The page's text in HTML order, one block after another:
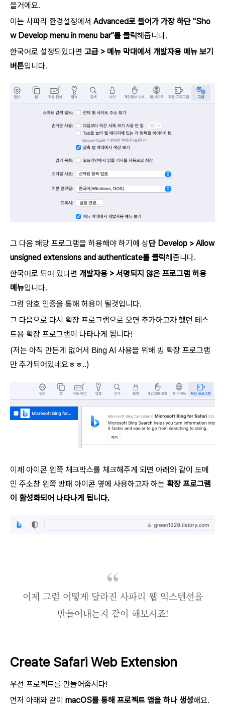
을거에요.
이는 사파리 환경설정에서 Advanced로 들어가 가장 하단 "Sho
w Develop menu in menu bar"를 클릭해줍니다.
한국어로 설정되있다면 고급 > 메뉴 막대에서 개발자용 메뉴 보기
버튼입니다.
그 다음 해당 프로그램을 허용해야 하기에 상단 Develop > Allow
unsigned extensions and authenticate를 클릭해줍니다.
한국어로 되어 있다면 개발자용 > 서명되지 않은 프로그램 허용
메뉴입니다.
그럼 암호 인증을 통해 허용이 될것입니다.
그 다음으로 다시 확장 프로그램으로 오면 추가하고자 했던 테스
트용 확장 프로그램이 나타나게 됩니다!
(저는 아직 만든게 없어서 Bing AI 사용을 위해 빙 확장 프로그램
만 추가되어있네요ㅎㅎ..)
이제 아이콘 왼쪽 체크박스를 체크해주게 되면 아래와 같이 도메
인 주소창 왼쪽 방패 아이콘 옆에 사용하고자 하는 확장 프로그램
이 활성화되어 나타나게 됩니다.
이제 그럼 어떻게 달라진 사파리 웹 익스텐션을
만들어내는지 같이 해보시죠!
Create Safari Web Extension
우선 프로젝트를 만들어줍시다!
먼저 아래와 같이 macOS를 통해 프로젝트 앱을 하나 생성해요.